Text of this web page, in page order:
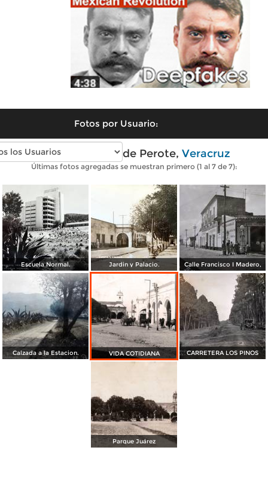
Fotos por Usuario:
Fotos antiguas de Perote, Veracruz
Últimas fotos agregadas se muestran primero (1 al 7 de 7):
Escuela Normal. Jardin y Palacio. Calle Francisco I Madero,
Calzada a la Estacion. VIDA COTIDIANA CARRETERA LOS PINOS
Parque Juárez